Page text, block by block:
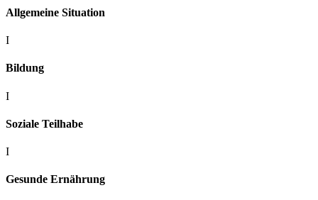
Allgemeine Situation
I
Bildung
I
Soziale Teilhabe
I
Gesunde Ernährung